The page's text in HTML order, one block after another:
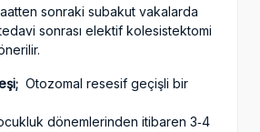
sonraki subakut vakalarda
sonrası elektif kolesistektomi
Otozomal resesif geçişli bir
dönemlerinden itibaren 3‑4